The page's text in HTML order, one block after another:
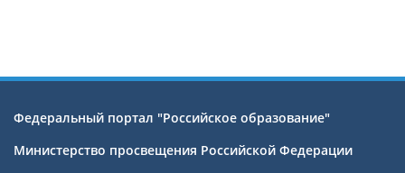
Федеральный портал "Российское образование"
Министерство просвещения Российской Федерации